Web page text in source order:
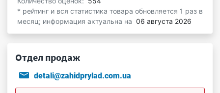
* рейтинг и вся статистика товара обновляется 1 раз в
месяц; информация актуальна на 06 августа 2026
Отдел продаж
detali@zahidprylad.com.ua